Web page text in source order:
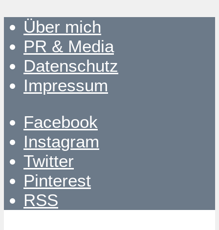
Über mich
PR & Media
Datenschutz
Impressum
Facebook
Instagram
Twitter
Pinterest
RSS